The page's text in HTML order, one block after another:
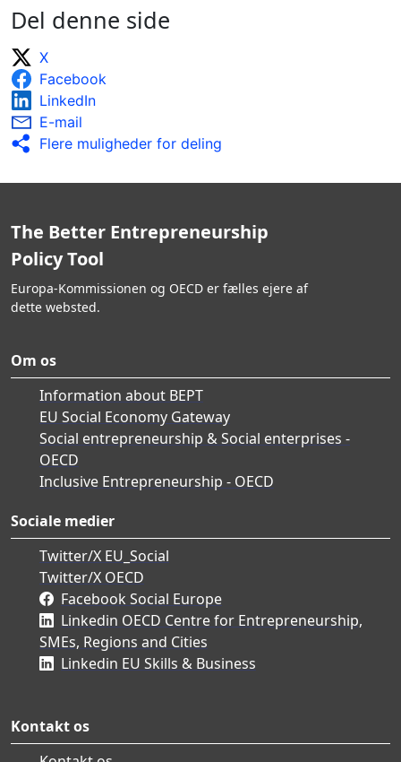
Del denne side
X
Facebook
LinkedIn
E-mail
Flere muligheder for deling
The Better Entrepreneurship
Policy Tool
Europa-Kommissionen og OECD er fælles ejere af
dette websted.
Om os
Information about BEPT
EU Social Economy Gateway
Social entrepreneurship & Social enterprises -
OECD
Inclusive Entrepreneurship - OECD
Sociale medier
Twitter/X EU_Social
Twitter/X OECD
Facebook Social Europe
Linkedin OECD Centre for Entrepreneurship,
SMEs, Regions and Cities
Linkedin EU Skills & Business
Kontakt os